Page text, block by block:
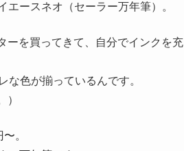
エースネオ（セーラー万年筆）。
ーを買ってきて、自分でインクを充
な色が揃っているんです。
）
。